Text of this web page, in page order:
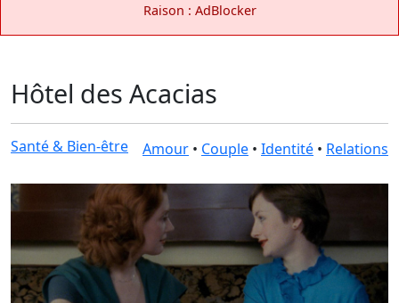
Raison : AdBlocker
Hôtel des Acacias
Santé & Bien-être Amour • Couple • Identité • Relations